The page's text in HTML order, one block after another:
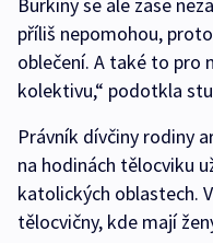
Burkiny se ale zase
příliš nepomohou,
oblečení. A také to pro
kolektivu,“ podotkla
Právník dívčiny rodiny
na hodinách tělocviku
katolických oblastech.
tělocvičny, kde mají